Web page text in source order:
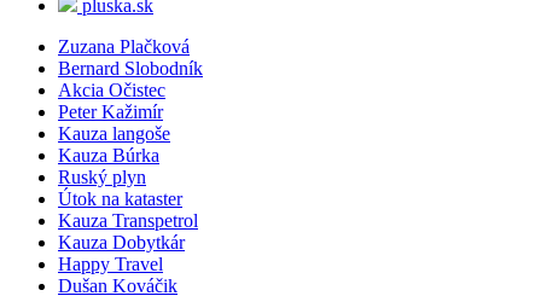
pluska.sk
Zuzana Plačková
Bernard Slobodník
Akcia Očistec
Peter Kažimír
Kauza langoše
Kauza Búrka
Ruský plyn
Útok na kataster
Kauza Transpetrol
Kauza Dobytkár
Happy Travel
Dušan Kováčik